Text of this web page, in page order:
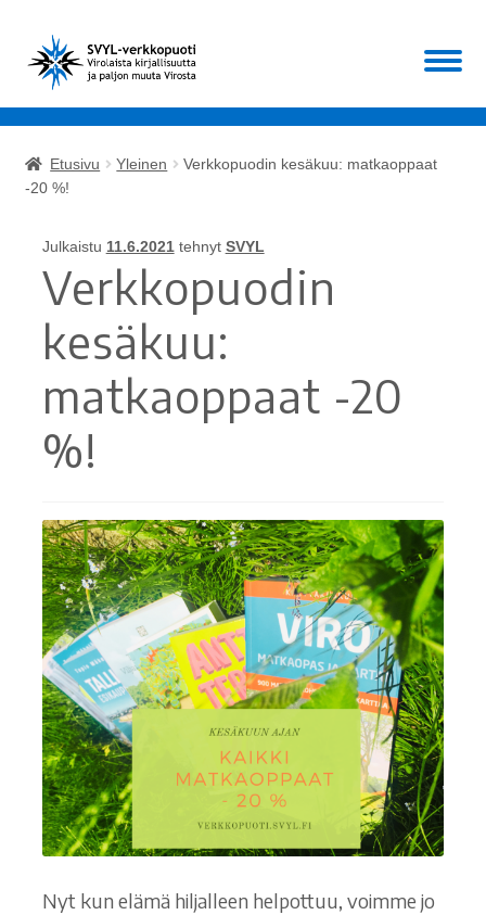
Siirry
navigointiin
Siirry
sisältöön
Valikko
Kirjat
Muut
ALE!
Ostoskori
Tilaus- ja sopimusehdot sekä tietosuojaseloste
Saavutettavuusseloste
Etusivu Yleinen
Verkkopuodin kesäkuu: matkaoppaat
-20 %!
Julkaistu 11.6.2021 tehnyt SVYL
Verkkopuodin
kesäkuu:
matkaoppaat -20
%!
Nyt kun elämä hiljalleen helpottuu, voimme jo